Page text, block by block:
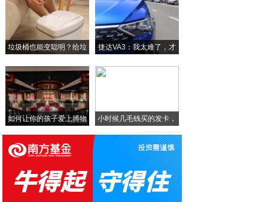
潍坊涵泽爸妈韩士兰：以诚信守品质
台前县启正置业乔明振：匠心筑居守初心
新疆天瑞通用航空石风雹：低空逐梦 疆土筑
垃圾桶也能变聪明？给垃
捷达VA3：我太难了，才
如何让你的孩子爱上博物
小时候几毛钱买的发卡，